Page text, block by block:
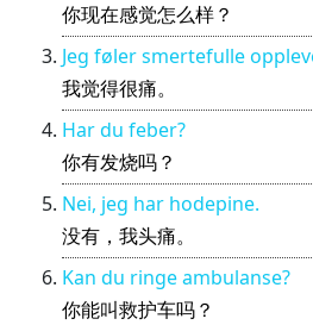
你现在感觉怎么样？
Jeg føler smertefulle
我觉得很痛。
Har du feber?
你有发烧吗？
Nei, jeg har hodepine.
没有，我头痛。
Kan du ringe ambulanse?
你能叫救护车吗？